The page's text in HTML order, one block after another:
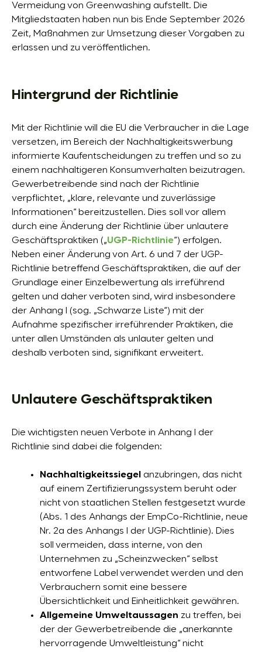
Vermeidung von Greenwashing aufstellt. Die
Mitgliedstaaten haben nun bis Ende September 2026
Zeit, Maßnahmen zur Umsetzung dieser Vorgaben zu
erlassen und zu veröffentlichen.
Hintergrund der Richtlinie
Mit der Richtlinie will die EU die Verbraucher in die Lage
versetzen, im Bereich der Nachhaltigkeitswerbung
informierte Kaufentscheidungen zu treffen und so zu
einem nachhaltigeren Konsumverhalten beizutragen.
Gewerbetreibende sind nach der Richtlinie
verpflichtet, „klare, relevante und zuverlässige
Informationen“ bereitzustellen. Dies soll vor allem
durch eine Änderung der Richtlinie über unlautere
Geschäftspraktiken („UGP-Richtlinie“) erfolgen.
Neben einer Änderung von Art. 6 und 7 der UGP-
Richtlinie betreffend Geschäftspraktiken, die auf der
Grundlage einer Einzelbewertung als irreführend
gelten und daher verboten sind, wird insbesondere
der Anhang I (sog. „Schwarze Liste“) mit der
Aufnahme spezifischer irreführender Praktiken, die
unter allen Umständen als unlauter gelten und
deshalb verboten sind, signifikant erweitert.
Unlautere Geschäftspraktiken
Die wichtigsten neuen Verbote in Anhang I der
Richtlinie sind dabei die folgenden:
Nachhaltigkeitssiegel anzubringen, das nicht
auf einem Zertifizierungssystem beruht oder
nicht von staatlichen Stellen festgesetzt wurde
(Abs. 1 des Anhangs der EmpCo-Richtlinie, neue
Nr. 2a des Anhangs I der UGP-Richtlinie). Dies
soll vermeiden, dass interne, von den
Unternehmen zu „Scheinzwecken“ selbst
entworfene Label verwendet werden und den
Verbrauchern somit eine bessere
Übersichtlichkeit und Einheitlichkeit gewähren.
Allgemeine Umweltaussagen zu treffen, bei
der der Gewerbetreibende die „anerkannte
hervorragende Umweltleistung“ nicht